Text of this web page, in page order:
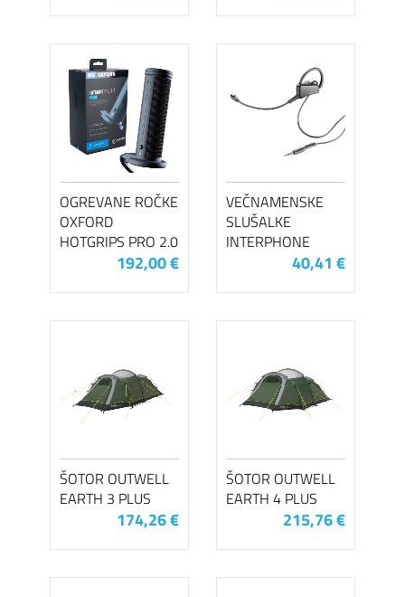
OGREVANE ROČKE
OXFORD
HOTGRIPS PRO 2.0
192,00 €
VEČNAMENSKE
SLUŠALKE
INTERPHONE
40,41 €
ŠOTOR OUTWELL
EARTH 3 PLUS
174,26 €
ŠOTOR OUTWELL
EARTH 4 PLUS
215,76 €